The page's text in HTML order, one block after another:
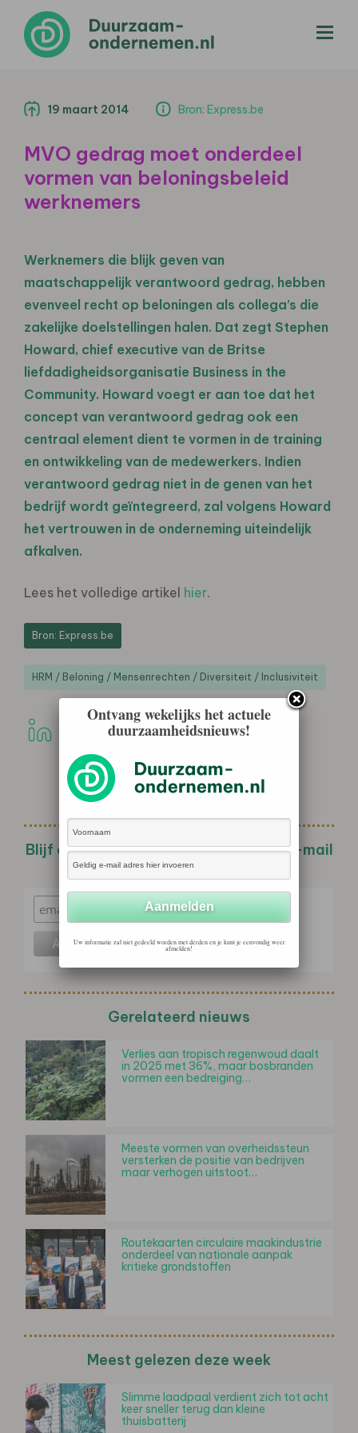
19 maart 2014 Bron: Express.be
MVO gedrag moet onderdeel
vormen van beloningsbeleid
werknemers
Werknemers die blijk geven van
maatschappelijk verantwoord gedrag, hebben
evenveel recht op beloningen als collega’s die
zakelijke doelstellingen halen. Dat zegt Stephen
Howard, chief executive van de Britse
liefdadigheidsorganisatie Business in the
Community. Howard voegt er aan toe dat het
concept van verantwoord gedrag ook een
centraal element dient te vormen in de training
en ontwikkeling van de medewerkers. Indien
verantwoord gedrag niet in de genen van het
bedrijf wordt geïntegreerd, zal volgens Howard
het vertrouwen in de onderneming uiteindelijk
afkalven.
Lees het volledige artikel hier.
Bron: Express.be
HRM / Beloning / Mensenrechten / Diversiteit / Inclusiviteit
Blijf op de hoogte met de wekelijkse e-mail
nieuwsbrief!
Gerelateerd nieuws
Verlies aan tropisch regenwoud daalt
in 2025 met 36%, maar bosbranden
vormen een bedreiging…
Meeste vormen van overheidssteun
versterken de positie van bedrijven
maar verhogen uitstoot…
Routekaarten circulaire maakindustrie
onderdeel van nationale aanpak
kritieke grondstoffen
Meest gelezen deze week
Slimme laadpaal verdient zich tot acht
keer sneller terug dan kleine
thuisbatterij
Ontvang wekelijks het actuele
duurzaamheidsnieuws!
Uw informatie zal niet gedeeld worden met derden en je kunt je eenvoudig weer
afmelden!